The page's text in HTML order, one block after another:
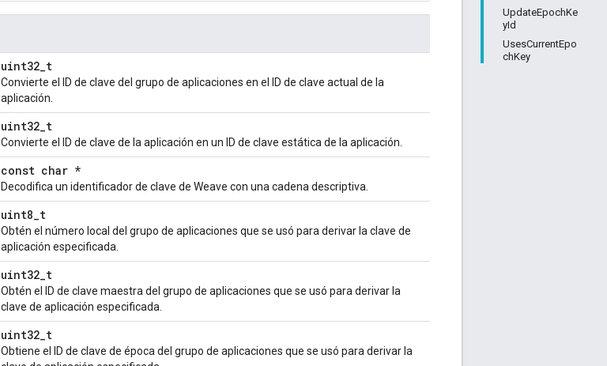
UpdateEpochKe
yId
UsesCurrentEpo
chKey
uint32_t
Convierte el ID de clave del grupo de aplicaciones en el ID de clave actual de la
aplicación.
uint32_t
Convierte el ID de clave de la aplicación en un ID de clave estática de la aplicación.
const char *
Decodifica un identificador de clave de Weave con una cadena descriptiva.
uint8_t
Obtén el número local del grupo de aplicaciones que se usó para derivar la clave de
aplicación especificada.
uint32_t
Obtén el ID de clave maestra del grupo de aplicaciones que se usó para derivar la
clave de aplicación especificada.
uint32_t
Obtiene el ID de clave de época del grupo de aplicaciones que se usó para derivar la